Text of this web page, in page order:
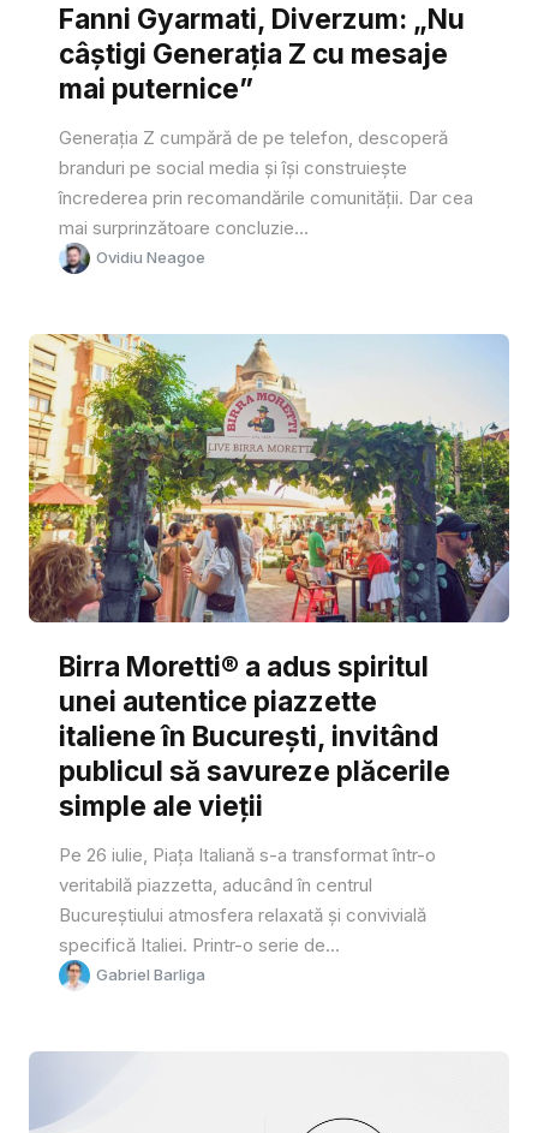
Fanni Gyarmati, Diverzum: „Nu
câștigi Generația Z cu mesaje
mai puternice”
Generația Z cumpără de pe telefon, descoperă
branduri pe social media și își construiește
încrederea prin recomandările comunității. Dar cea
mai surprinzătoare concluzie...
Ovidiu Neagoe
Birra Moretti® a adus spiritul
unei autentice piazzette
italiene în București, invitând
publicul să savureze plăcerile
simple ale vieții
Pe 26 iulie, Piața Italiană s-a transformat într-o
veritabilă piazzetta, aducând în centrul
Bucureștiului atmosfera relaxată și convivială
specifică Italiei. Printr-o serie de...
Gabriel Barliga